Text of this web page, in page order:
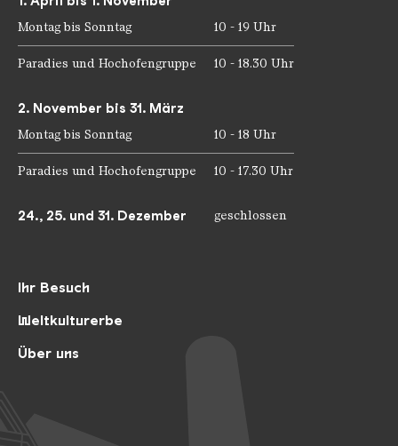
Ihr Besuch
Weltkulturerbe
Über uns
Montag bis Sonntag 10 - 19 Uhr
Paradies und Hochofengruppe 10 - 18.30 Uhr
2. November bis 31. März
Montag bis Sonntag 10 - 18 Uhr
Paradies und Hochofengruppe 10 - 17.30 Uhr
24., 25. und 31. Dezember geschlossen